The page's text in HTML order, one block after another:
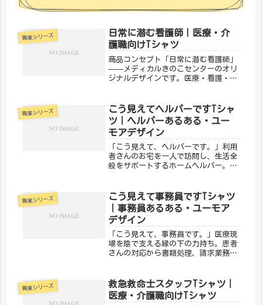
職業シリーズ
日常に潜む看護師｜医療・介
護職向けTシャツ
商品コンセプト「日常に潜む看護師」
——メディカルきのこセンターのオリ
ジナルデザインです。医療・看護・介
はもちろん、プレゼントにもぴったり
です。「メディカルきのこセンター」
が...
職業シリーズ
こう見えてヘルパーですTシャ
ツ｜ヘルパーあるある・ユー
モアデザイン
「こう見えて、ヘルパーです。」利用
者さんのお宅を一人で訪問し、生活全
般をサポートするホームヘルパー。孤
そんなヘルパーの日常をユーモアに込
めたのが、メディカルきのこセンター
の...
職業シリーズ
こう見えて事務員ですTシャツ
｜事務員あるある・ユーモア
デザイン
「こう見えて、事務員です。」医療現
場を陰で支える縁の下の力持ち。患者
さんの対応から書類処理、請求業務ま
とやりがいを、メディカルきのこセン
ターの「こう見えて事務員です。」デ
ザ...
職業シリーズ
救急救命士スタッフTシャツ｜
医療・介護職向けTシャツ